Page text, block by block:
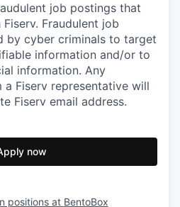
job postings that
Fraudulent job
by cyber criminals to target
information and/or to
information. Any
Fiserv representative will
Fiserv email address.
now
positions at BentoBox